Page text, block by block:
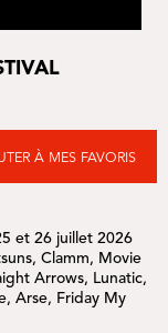
À MES FAVORIS
et 26 juillet 2026
Clamm, Movie
Arrows, Lunatic,
Arse, Friday My